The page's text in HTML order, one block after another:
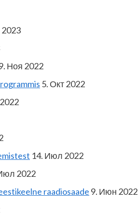
Ноя 2022
5. Окт 2022
14. Июл 2022
2022
raadiosaade 9. Июн 2022